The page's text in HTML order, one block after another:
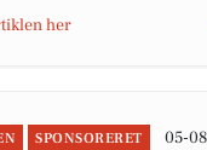
her
SPONSORERET 05-